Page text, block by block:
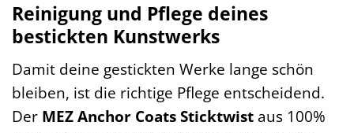
Reinigung und Pflege deines
bestickten Kunstwerks
Damit deine gestickten Werke lange schön
bleiben, ist die richtige Pflege entscheidend.
Der MEZ Anchor Coats Sticktwist aus 100%